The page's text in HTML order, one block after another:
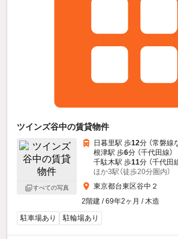
ツインズ谷中の賃貸物件
すべての写真
日暮里駅 歩12分 （常磐線
根津駅 歩6分 （千代田線）
千駄木駅 歩11分 （千代田
ほか3駅（徒歩20分圏内）
東京都台東区谷中２
2階建 / 69年2ヶ月 / 木造
駐車場あり
駐輪場あり